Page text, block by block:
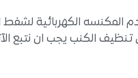
المكنسه الكهربائية لشفط
تنظيف الكنب يجب ان نتبع